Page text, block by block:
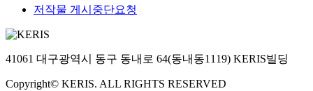
저작물 게시중단요청
41061 대구광역시 동구 동내로 64(동내동1119) KERIS빌딩
Copyright© KERIS. ALL RIGHTS RESERVED